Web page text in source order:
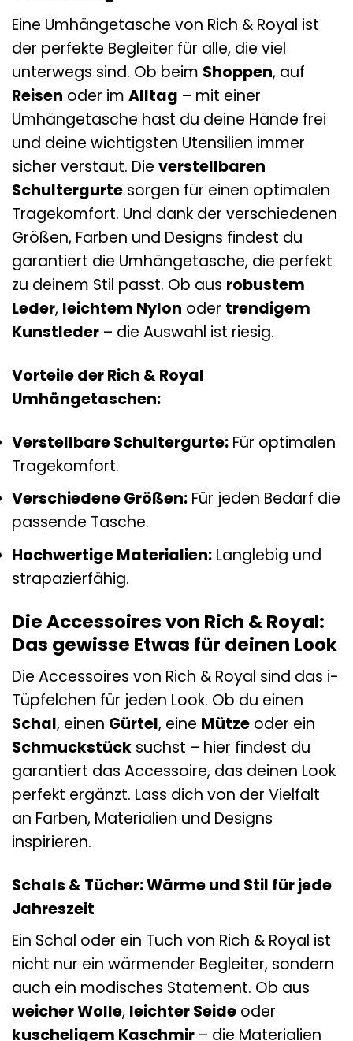
Eine Umhängetasche von Rich & Royal ist
der perfekte Begleiter für alle, die viel
unterwegs sind. Ob beim Shoppen, auf
Reisen oder im Alltag – mit einer
Umhängetasche hast du deine Hände frei
und deine wichtigsten Utensilien immer
sicher verstaut. Die verstellbaren
Schultergurte sorgen für einen optimalen
Tragekomfort. Und dank der verschiedenen
Größen, Farben und Designs findest du
garantiert die Umhängetasche, die perfekt
zu deinem Stil passt. Ob aus robustem
Leder, leichtem Nylon oder trendigem
Kunstleder – die Auswahl ist riesig.
Vorteile der Rich & Royal
Umhängetaschen:
Verstellbare Schultergurte: Für optimalen
Tragekomfort.
Verschiedene Größen: Für jeden Bedarf die
passende Tasche.
Hochwertige Materialien: Langlebig und
strapazierfähig.
Die Accessoires von Rich & Royal:
Das gewisse Etwas für deinen Look
Die Accessoires von Rich & Royal sind das i-
Tüpfelchen für jeden Look. Ob du einen
Schal, einen Gürtel, eine Mütze oder ein
Schmuckstück suchst – hier findest du
garantiert das Accessoire, das deinen Look
perfekt ergänzt. Lass dich von der Vielfalt
an Farben, Materialien und Designs
inspirieren.
Schals & Tücher: Wärme und Stil für jede
Jahreszeit
Ein Schal oder ein Tuch von Rich & Royal ist
nicht nur ein wärmender Begleiter, sondern
auch ein modisches Statement. Ob aus
weicher Wolle, leichter Seide oder
kuscheligem Kaschmir – die Materialien